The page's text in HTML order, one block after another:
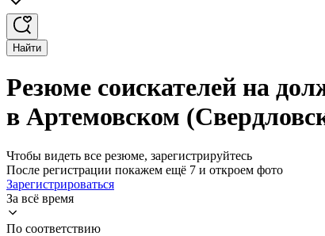
Найти
Резюме соискателей на
в Артемовском
Чтобы видеть все резюме, зарегистрируйтесь
После регистрации покажем ещё 7 и откроем фото
Зарегистрироваться
За всё время
По соответствию